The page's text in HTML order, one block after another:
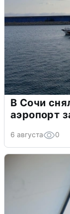
В Сочи
аэропорт
6 августа 0